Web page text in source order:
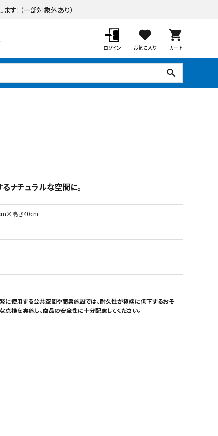
す！ （一部対象外あり）
ガーデンツール
ログイン
favorite
お気に入り
shopping_cart
カート
search
ナチュラルな空間に。
高さ40cm
に使用する公共空間や商業施設では、耐久性が極端に低下するおそ
点検を実施し、商品の安全性に十分配慮してください。